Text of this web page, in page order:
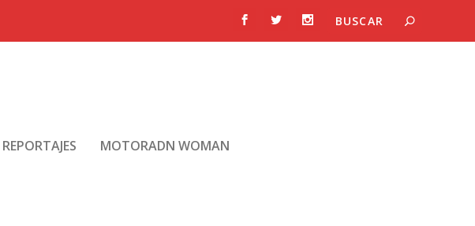
REPORTAJES MOTORADN WOMAN